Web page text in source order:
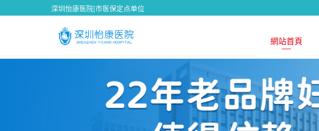
深圳怡康医院|市医保定点单位
網站首頁